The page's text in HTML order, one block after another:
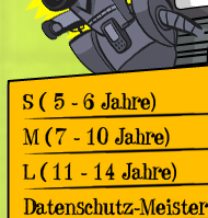
Games
Comics
Games
Comics
Games